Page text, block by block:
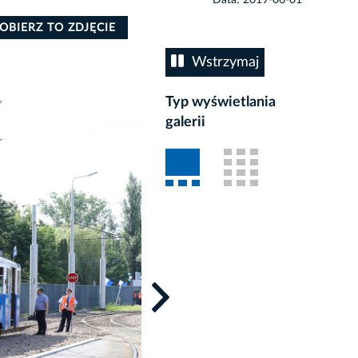
Wstrzymaj
Typ wyświetlania
galerii
TO ZDJĘCIE